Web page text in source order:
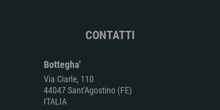
CONTATTI
Bottegha'
Via Ciarle, 110
44047 Sant'Agostino (FE)
ITALIA